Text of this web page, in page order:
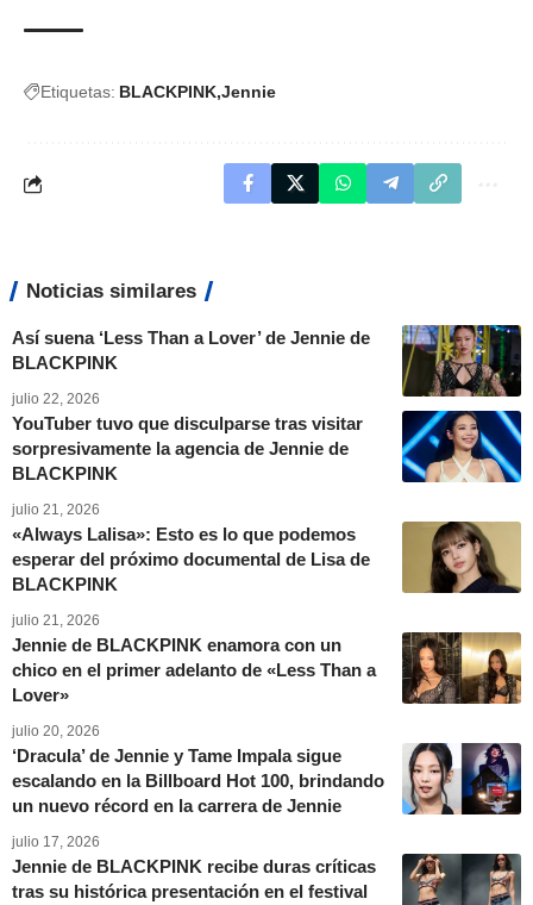
Etiquetas: BLACKPINK Jennie
Noticias similares
Así suena ‘Less Than a Lover’ de Jennie de
BLACKPINK
julio 22, 2026
YouTuber tuvo que disculparse tras visitar
sorpresivamente la agencia de Jennie de
BLACKPINK
julio 21, 2026
«Always Lalisa»: Esto es lo que podemos
esperar del próximo documental de Lisa de
BLACKPINK
julio 21, 2026
Jennie de BLACKPINK enamora con un
chico en el primer adelanto de «Less Than a
Lover»
julio 20, 2026
‘Dracula’ de Jennie y Tame Impala sigue
escalando en la Billboard Hot 100, brindando
un nuevo récord en la carrera de Jennie
julio 17, 2026
Jennie de BLACKPINK recibe duras críticas
tras su histórica presentación en el festival